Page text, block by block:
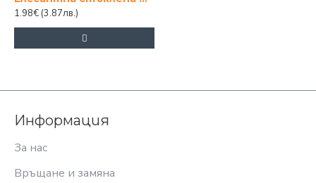
1.98€ (3.87лв.)
Информация
За нас
Връщане и замяна